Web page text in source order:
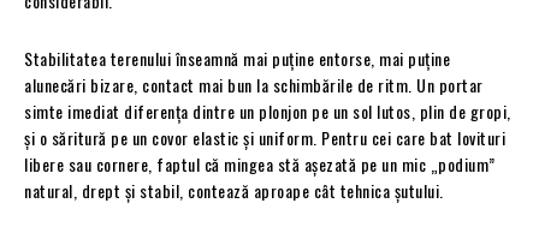
Stabilitatea terenului înseamnă mai puține entorse, mai puține
alunecări bizare, contact mai bun la schimbările de ritm. Un portar
simte imediat diferența dintre un plonjon pe un sol lutos, plin de gropi,
și o săritură pe un covor elastic și uniform. Pentru cei care bat lovituri
libere sau cornere, faptul că mingea stă așezată pe un mic „podium”
natural, drept și stabil, contează aproape cât tehnica șutului.